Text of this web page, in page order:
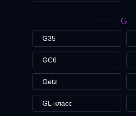
G
G35
GC6
Getz
GL-класс